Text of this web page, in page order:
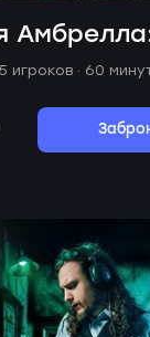
игроков · 60